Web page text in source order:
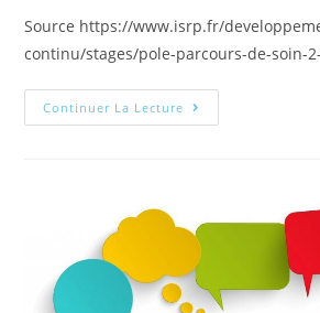
Source https://www.isrp.fr/
continu/stages/pole-parcours-de-soin-
Continuer La Lecture